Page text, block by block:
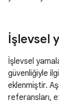
İşlevsel
İşlevsel
güvenliğiyle
eklenmiştir.
referansları,